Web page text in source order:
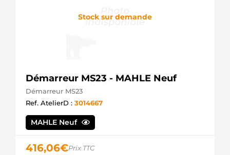
Stock sur demande
Démarreur MS23 - MAHLE Neuf
Démarreur MS23
Ref. AtelierD : 3014667
MAHLE Neuf
416,06€Prix TTC